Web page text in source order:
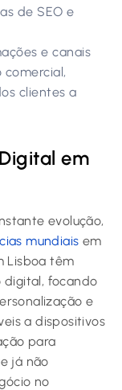
de SEO e
e canais
clientes a
em
evolução,
mundiais em
Lisboa têm
focando
e
a dispositivos
para
já não
no